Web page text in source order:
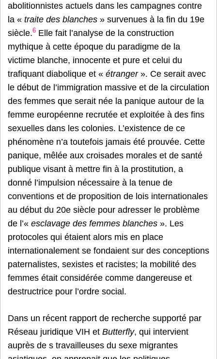
abolitionnistes actuels dans les campagnes contre
la « traite des blanches » survenues à la fin du 19e
siècle.6 Elle fait l’analyse de la construction
mythique à cette époque du paradigme de la
victime blanche, innocente et pure et celui du
trafiquant diabolique et « étranger». Ce serait avec
le début de l’immigration massive et de la circulation
des femmes que serait née la panique autour de la
femme européenne recrutée et exploitée à des fins
sexuelles dans les colonies. L’existence de ce
phénomène n’a toutefois jamais été prouvée. Cette
panique, mêlée aux croisades morales et de santé
publique visant à mettre fin à la prostitution, a
donné l’impulsion nécessaire à la tenue de
conventions et de proposition de lois internationales
au début du 20e siècle pour adresser le problème
de l’« esclavage des femmes blanches ». Les
protocoles qui étaient alors mis en place
internationalement se fondaient sur des conceptions
paternalistes, sexistes et racistes; la mobilité des
femmes était considérée comme dangereuse et
destructrice pour l’ordre social.
Dans un récent rapport de recherche supporté par
Réseau juridique VIH et Butterfly, qui intervient
auprès de s travailleuses du sexe migrantes